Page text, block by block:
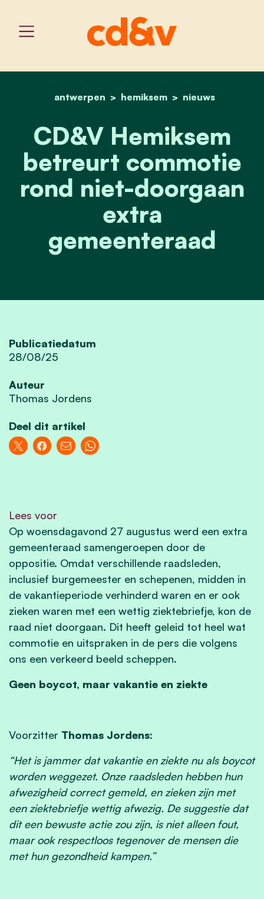
home
antwerpen hemiksem nieuws
cd&v hemiksem
CD&V Hemiksem
betreurt commotie
rond niet-doorgaan
extra
gemeenteraad
Publicatiedatum
28/08/25
Auteur
Thomas Jordens
Deel dit artikel
Lees voor
Op woensdagavond 27 augustus werd een extra
gemeenteraad samengeroepen door de
oppositie. Omdat verschillende raadsleden,
inclusief burgemeester en schepenen, midden in
de vakantieperiode verhinderd waren en er ook
zieken waren met een wettig ziektebriefje, kon de
raad niet doorgaan. Dit heeft geleid tot heel wat
commotie en uitspraken in de pers die volgens
ons een verkeerd beeld scheppen.
Geen boycot, maar vakantie en ziekte
Voorzitter Thomas Jordens:
“Het is jammer dat vakantie en ziekte nu als boycot
worden weggezet. Onze raadsleden hebben hun
afwezigheid correct gemeld, en zieken zijn met
een ziektebriefje wettig afwezig. De suggestie dat
dit een bewuste actie zou zijn, is niet alleen fout,
maar ook respectloos tegenover de mensen die
met hun gezondheid kampen.”